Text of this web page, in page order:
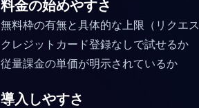
料金の始めやすさ
無料枠の有無と具体的な上限（リクエ
クレジットカード登録なしで試せるか
従量課金の単価が明示されているか
導入しやすさ